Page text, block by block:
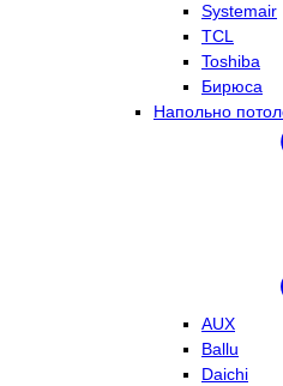
Systemair
TCL
Toshiba
Бирюса
Напольно
AUX
Ballu
Daichi